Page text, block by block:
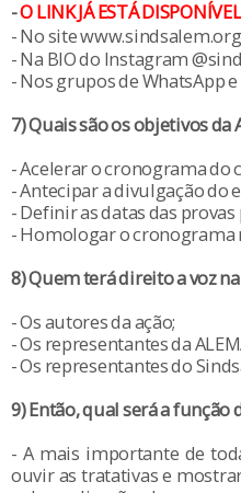
-O LINK JÁ ESTÁ
- No site
- Na BIO do Instagram
- Nos grupos de WhatsApp
7) Quais são os objetivos da
- Acelerar o cronograma do
- Antecipar a divulgação do
- Definir as datas das
- Homologar o cronograma
8) Quem terá direito a voz
- Os autores da ação;
- Os representantes da
- Os representantes do
9) Então, qual será a
- A mais importante de
ouvir as tratativas e